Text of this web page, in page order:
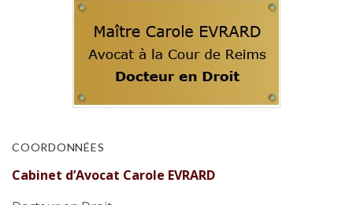
COORDONNÉES
Cabinet d’Avocat Carole EVRARD